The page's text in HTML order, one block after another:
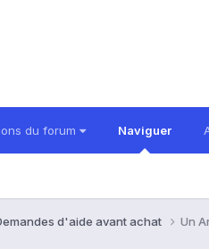
du forum Naviguer
d'aide avant achat Un